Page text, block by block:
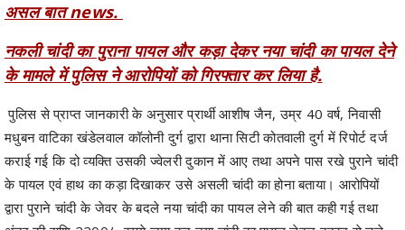
के मामले में पुलिस ने आरोपियों को गिरफ्तार कर लिया है.
पुलिस से प्राप्त जानकारी के अनुसार प्रार्थी आशीष जैन, उम्र 40 वर्ष, निवासी
मधुबन वाटिका खंडेलवाल कॉलोनी दुर्ग द्वारा थाना सिटी कोतवाली दुर्ग में रिपोर्ट दर्ज
कराई गई कि दो व्यक्ति उसकी ज्वेलरी दुकान में आए तथा अपने पास रखे पुराने चांदी
के पायल एवं हाथ का कड़ा दिखाकर उसे असली चांदी का होना बताया। आरोपियों
द्वारा पुराने चांदी के जेवर के बदले नया चांदी का पायल लेने की बात कही गई तथा
अंतर की राशि 2200/- रुपये जमा कर नया चांदी का पायल लेकर दुकान से चले
गये।